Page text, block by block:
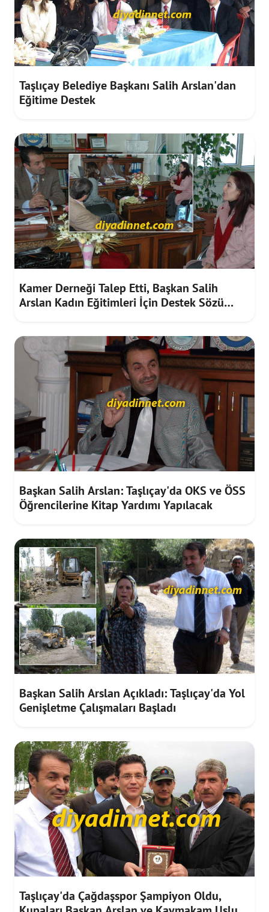
Taşlıçay Belediye Başkanı Salih Arslan'dan
Eğitime Destek
Kamer Derneği Talep Etti, Başkan Salih
Arslan Kadın Eğitimleri İçin Destek Sözü
Başkan Salih Arslan: Taşlıçay'da OKS ve ÖSS
Öğrencilerine Kitap Yardımı Yapılacak
Başkan Salih Arslan Açıkladı: Taşlıçay'da Yol
Genişletme Çalışmaları Başladı
Taşlıçay'da Çağdaşspor Şampiyon Oldu,